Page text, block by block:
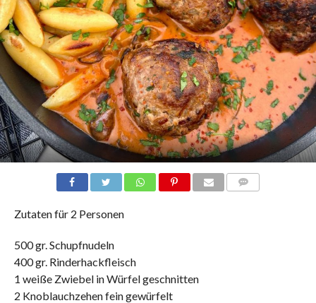
Zutaten für 2 Personen
500 gr. Schupfnudeln
400 gr. Rinderhackfleisch
1 weiße Zwiebel in Würfel geschnitten
2 Knoblauchzehen fein gewürfelt